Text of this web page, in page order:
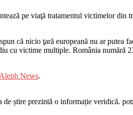
pe viaţă tratamentul victimelor din
că nicio ţară europeană nu ar putea
cu victime multiple. România numără
Aleph News.
știre prezintă o informație veridică.